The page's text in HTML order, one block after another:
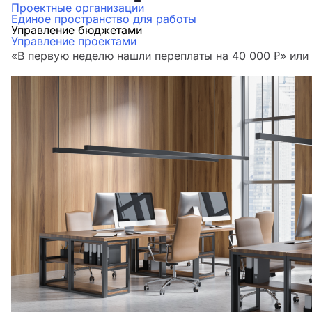
Проектные организации
Единое пространство для работы
Управление бюджетами
Управление проектами
«В первую неделю нашли переплаты на 40 000 ₽»